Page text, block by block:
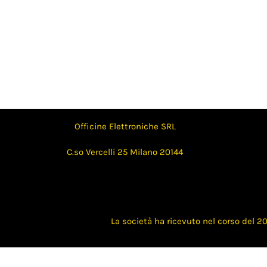
Officine Elettroniche SRL
C.so Vercelli 25 Milano 20144
La società ha ricevuto nel corso del